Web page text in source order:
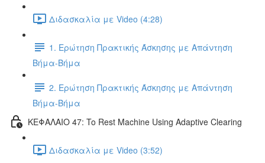
Διδασκαλία με Video (4:28)
1. Ερώτηση Πρακτικής Άσκησης με Απάντηση
Βήμα-Βήμα
2. Ερώτηση Πρακτικής Άσκησης με Απάντηση
Βήμα-Βήμα
ΚΕΦΑΛΑΙΟ 47: To Rest Machine Using Adaptive Clearing
Διδασκαλία με Video (3:52)